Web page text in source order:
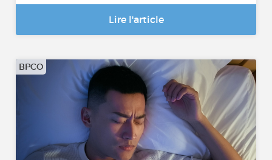
Lire l'article
BPCO